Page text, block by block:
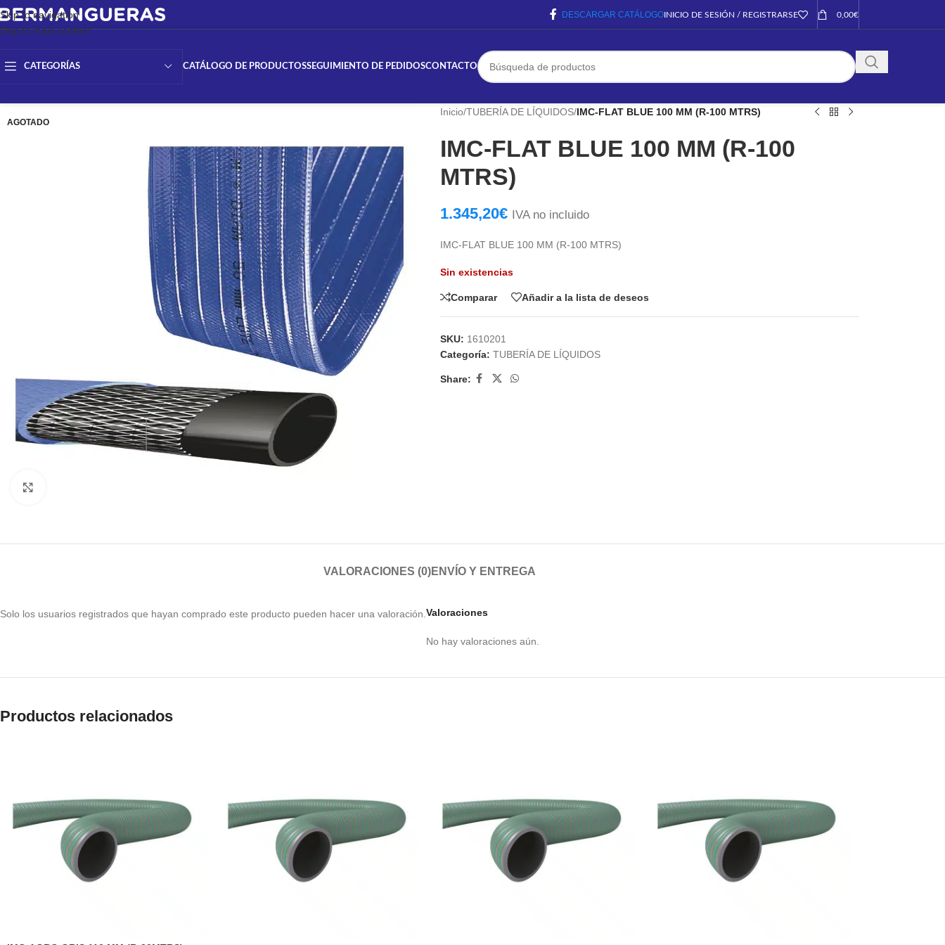
Skip to navigation
Skip to main content
DESCARGAR CATÁLOGOINICIO DE SESIÓN / REGISTRARSE 0,00€
CATEGORÍAS CATÁLOGO DE PRODUCTOSSEGUIMIENTO DE PEDIDOSCONTACTO
AGOTADO
Inicio/TUBERÍA DE LÍQUIDOS/IMC-FLAT BLUE 100 MM (R-100 MTRS)
IMC-FLAT BLUE 100 MM (R-100
MTRS)
1.345,20€ IVA no incluido
IMC-FLAT BLUE 100 MM (R-100 MTRS)
Sin existencias
Comparar Añadir a la lista de deseos
SKU: 1610201
Categoría: TUBERÍA DE LÍQUIDOS
Share:
VALORACIONES (0)ENVÍO Y ENTREGA
Valoraciones
No hay valoraciones aún.
Solo los usuarios registrados que hayan comprado este producto pueden hacer una valoración.
Productos relacionados